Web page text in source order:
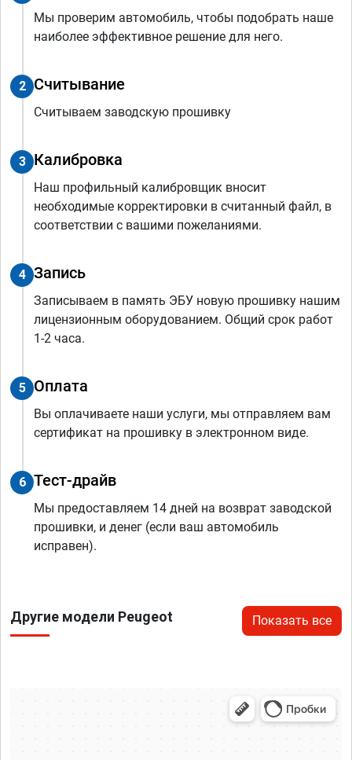
Мы проверим автомобиль, чтобы подобрать наше
наиболее эффективное решение для него.
2 Считывание
Считываем заводскую прошивку
3 Калибровка
Наш профильный калибровщик вносит
необходимые корректировки в считанный файл, в
соответствии с вашими пожеланиями.
4 Запись
Записываем в память ЭБУ новую прошивку нашим
лицензионным оборудованием. Общий срок работ
1-2 часа.
5 Оплата
Вы оплачиваете наши услуги, мы отправляем вам
сертификат на прошивку в электронном виде.
6 Тест-драйв
Мы предоставляем 14 дней на возврат заводской
прошивки, и денег (если ваш автомобиль
исправен).
Другие модели Peugeot Показать все